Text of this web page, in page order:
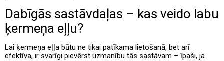
Dabīgās sastāvdaļas – kas veido labu
ķermeņa eļļu?
Lai ķermeņa eļļa būtu ne tikai patīkama lietošanā, bet arī
efektīva, ir svarīgi pievērst uzmanību tās sastāvam – īpaši, ja